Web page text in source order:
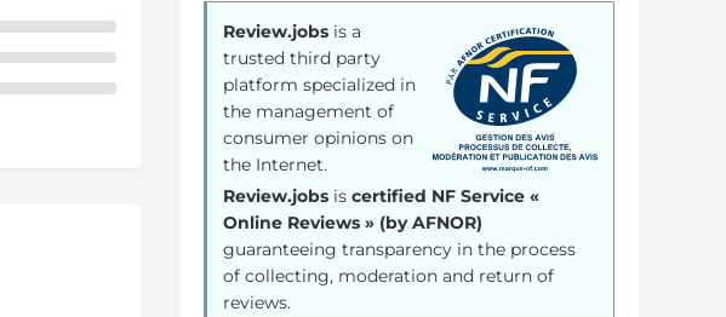
Review.jobs is a
trusted third party
platform specialized in
the management of
consumer opinions on
the Internet.
Review.jobs iscertified NF Service «
Online Reviews » (by AFNOR)
guaranteeing transparency in the process
of collecting, moderation and return of
reviews.